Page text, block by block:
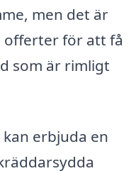
men det är
för att få
som är rimligt
kan erbjuda en